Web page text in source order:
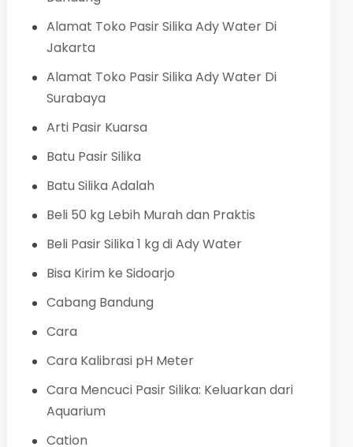
Alamat Toko Pasir Silika Ady Water Di
Jakarta
Alamat Toko Pasir Silika Ady Water Di
Surabaya
Arti Pasir Kuarsa
Batu Pasir Silika
Batu Silika Adalah
Beli 50 kg Lebih Murah dan Praktis
Beli Pasir Silika 1 kg di Ady Water
Bisa Kirim ke Sidoarjo
Cabang Bandung
Cara
Cara Kalibrasi pH Meter
Cara Mencuci Pasir Silika: Keluarkan dari
Aquarium
Cation